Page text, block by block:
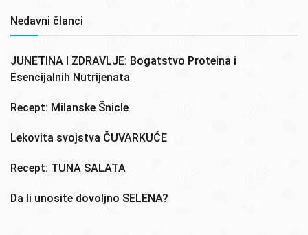
Nedavni članci
JUNETINA I ZDRAVLJE: Bogatstvo Proteina i
Esencijalnih Nutrijenata
Recept: Milanske Šnicle
Lekovita svojstva ČUVARKUĆE
Recept: TUNA SALATA
Da li unosite dovoljno SELENA?